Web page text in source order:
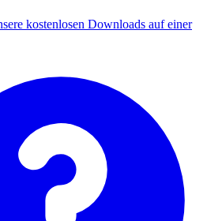
kostenlosen Downloads auf einer